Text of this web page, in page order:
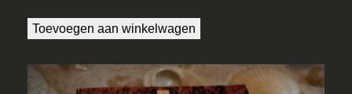
Toevoegen aan winkelwagen